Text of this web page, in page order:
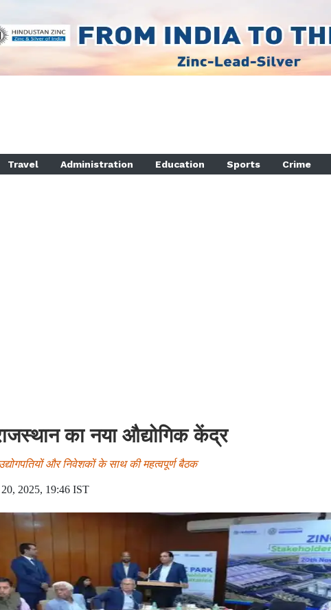
Travel Administration Education Sports Crime
का नया औद्योगिक केंद्र
और निवेशकों के साथ की महत्वपूर्ण बैठक
2025, 19:46 IST